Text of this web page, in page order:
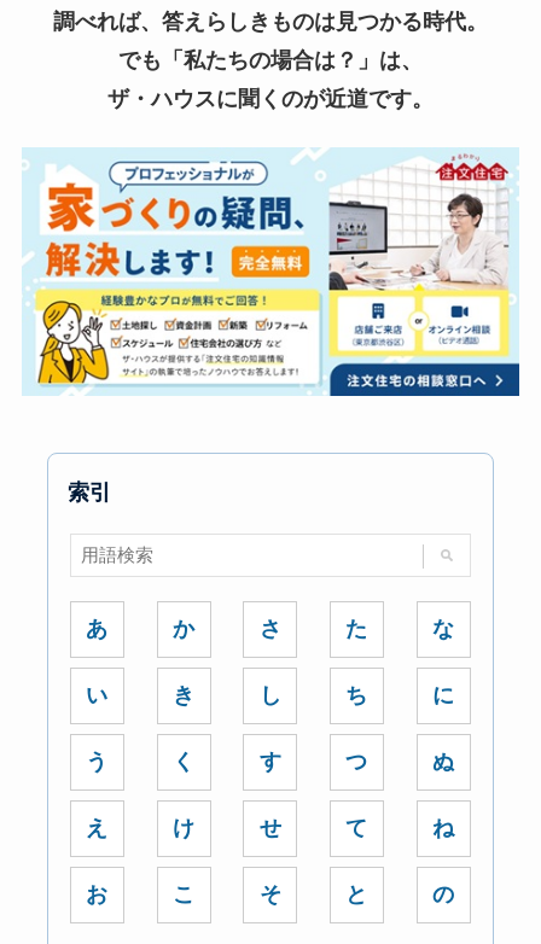
調べれば、答えらしきものは見つかる時代。
でも「私たちの場合は？」は、
ザ・ハウスに聞くのが近道です。
索引
あ
い
う
え
お
か
き
く
け
こ
さ
し
す
せ
そ
た
ち
つ
て
と
な
に
ぬ
ね
の